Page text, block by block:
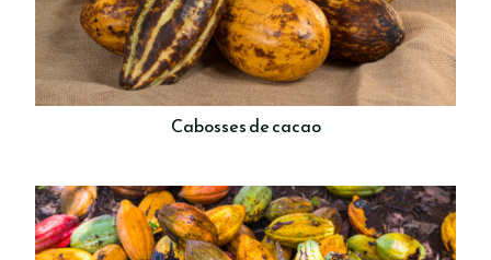
Cabosses de cacao